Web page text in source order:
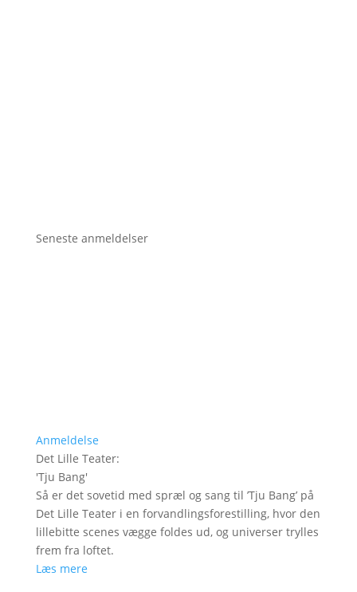
Seneste anmeldelser
Anmeldelse
Det Lille Teater:
'Tju Bang'
Så er det sovetid med spræl og sang til ’Tju Bang’ på
Det Lille Teater i en forvandlingsforestilling, hvor den
lillebitte scenes vægge foldes ud, og universer trylles
frem fra loftet.
Læs mere